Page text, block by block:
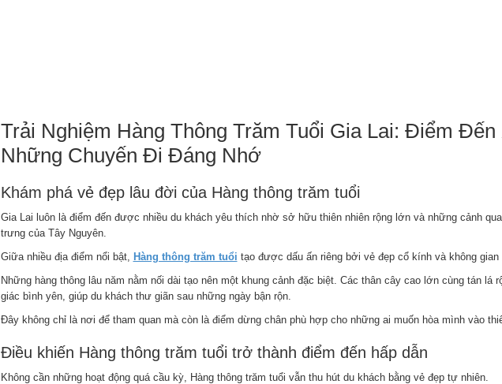
Trải Nghiệm Hàng Thông Trăm Tuổi Gia Lai: Điểm Đến
Những Chuyến Đi Đáng Nhớ
Khám phá vẻ đẹp lâu đời của Hàng thông trăm tuổi
Gia Lai luôn là điểm đến được nhiều du khách yêu thích nhờ sở hữu thiên nhiên rộng lớn và những cảnh
trưng của Tây Nguyên.
Giữa nhiều địa điểm nổi bật, Hàng thông trăm tuổi tạo được dấu ấn riêng bởi vẻ đẹp cổ kính và không gian
Những hàng thông lâu năm nằm nối dài tạo nên một khung cảnh đặc biệt. Các thân cây cao lớn cùng tán lá
giác bình yên, giúp du khách thư giãn sau những ngày bận rộn.
Đây không chỉ là nơi để tham quan mà còn là điểm dừng chân phù hợp cho những ai muốn hòa mình vào
Điều khiến Hàng thông trăm tuổi trở thành điểm đến hấp dẫn
Không cần những hoạt động quá cầu kỳ, Hàng thông trăm tuổi vẫn thu hút du khách bằng vẻ đẹp tự nhiên.